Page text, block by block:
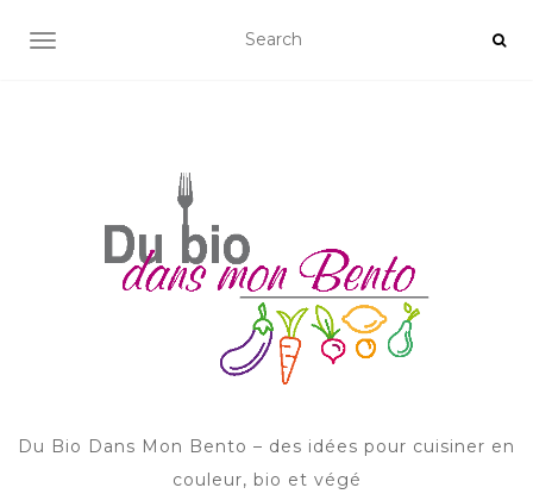
AFFICHER/MASQUER LA NAVIGATION
Du Bio Dans Mon Bento – des idées pour cuisiner en
couleur, bio et végé